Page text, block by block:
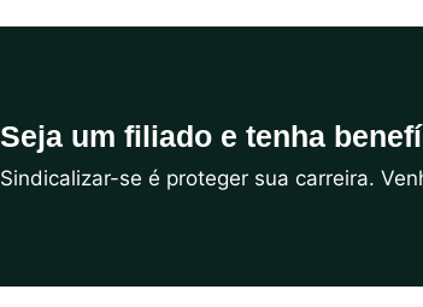
Seja um filiado e tenha
Sindicalizar-se é proteger sua carreira.